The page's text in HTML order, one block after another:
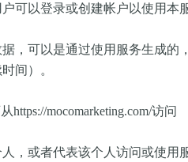
可以登录或创建帐户以使用本
，可以是通过使用服务生成的
间）。
https://mocomarketing.com/访问
，或者代表该个人访问或使用